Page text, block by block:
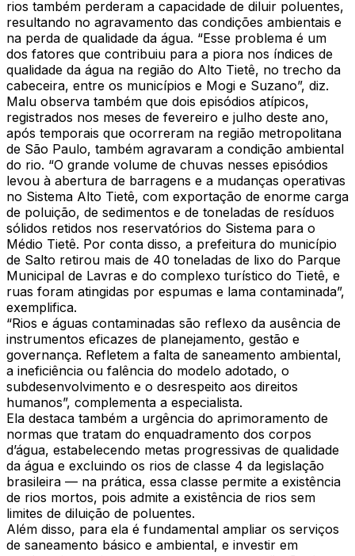
rios também perderam a capacidade de diluir poluentes,
resultando no agravamento das condições ambientais e
na perda de qualidade da água. “Esse problema é um
dos fatores que contribuiu para a piora nos índices de
qualidade da água na região do Alto Tietê, no trecho da
cabeceira, entre os municípios e Mogi e Suzano”, diz.
Malu observa também que dois episódios atípicos,
registrados nos meses de fevereiro e julho deste ano,
após temporais que ocorreram na região metropolitana
de São Paulo, também agravaram a condição ambiental
do rio. “O grande volume de chuvas nesses episódios
levou à abertura de barragens e a mudanças operativas
no Sistema Alto Tietê, com exportação de enorme carga
de poluição, de sedimentos e de toneladas de resíduos
sólidos retidos nos reservatórios do Sistema para o
Médio Tietê. Por conta disso, a prefeitura do município
de Salto retirou mais de 40 toneladas de lixo do Parque
Municipal de Lavras e do complexo turístico do Tietê, e
ruas foram atingidas por espumas e lama contaminada”,
exemplifica.
“Rios e águas contaminadas são reflexo da ausência de
instrumentos eficazes de planejamento, gestão e
governança. Refletem a falta de saneamento ambiental,
a ineficiência ou falência do modelo adotado, o
subdesenvolvimento e o desrespeito aos direitos
humanos”, complementa a especialista.
Ela destaca também a urgência do aprimoramento de
normas que tratam do enquadramento dos corpos
d’água, estabelecendo metas progressivas de qualidade
da água e excluindo os rios de classe 4 da legislação
brasileira — na prática, essa classe permite a existência
de rios mortos, pois admite a existência de rios sem
limites de diluição de poluentes.
Além disso, para ela é fundamental ampliar os serviços
de saneamento básico e ambiental, e investir em